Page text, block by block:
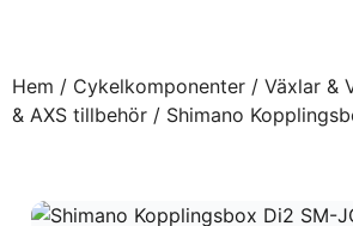
Hem / Cykelkomponenter / Växlar &
& AXS tillbehör / Shimano